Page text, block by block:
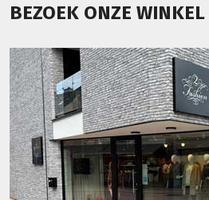
BEZOEK ONZE WINKEL